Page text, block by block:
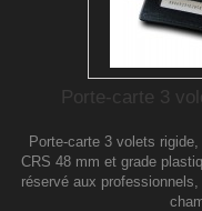
Porte-carte 3
Porte-carte 3 volets
CRS 48 mm et grade
réservé aux